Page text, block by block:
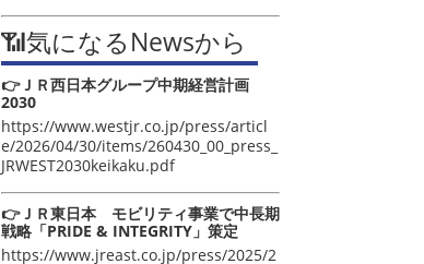
📶気になるNewsから
👉ＪＲ西日本グループ中期経営計画
2030
https://www.westjr.co.jp/press/articl
e/2026/04/30/items/260430_00_press_
JRWEST2030keikaku.pdf
👉ＪＲ東日本 モビリティ事業で中長期
戦略「PRIDE & INTEGRITY」策定
https://www.jreast.co.jp/press/2025/2